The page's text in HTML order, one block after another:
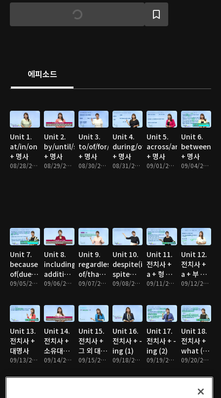
에피소드
Unit 1.
at/in/on
+ 명사
08/28/2017 • 10분
Unit 2.
by/until/since/before(after)
+ 명사
08/29/2017 • 10분
Unit 3.
to/of/for/from
+ 명사
08/30/2017 • 10분
Unit 4.
during/over/throughout/within
+ 명사
08/31/2017 • 10분
Unit 5.
across/around/near/
+ 명사
09/01/2017 • 10분
Unit 6.
between/
+ 명사
09/04/2017 • 10분
Unit 7.
because
of(due
to)/like(unlike)
09/05/2017 • 10분
Unit 8.
including/in
addition
to/according
09/06/2017 • 10분
Unit 9.
regardless
of/thanks
to/such09/07/2017 • 10분
Unit 10.
despite(in
spite
of)/as/out
09/08/2017 • 10분
Unit 11.
전치사 +
a + 형 +
명사
09/11/2017 • 10분
Unit 12.
전치사 +
a + 부 +
형 + 명사09/12/2017 • 10분
Unit 13.
전치사 +
대명사
09/13/2017 • 10분
Unit 14.
전치사 +
소유대명
사
09/14/2017 • 10분
Unit 15.
전치사 +
그 외 대명
사
09/15/2017 • 10분
Unit 16.
전치사 + -
ing (1)
09/18/2017 • 10분
Unit 17.
전치사 + -
ing (2)
09/19/2017 • 10분
Unit 18.
전치사 +
what (S)
V
09/20/2017 • 10분